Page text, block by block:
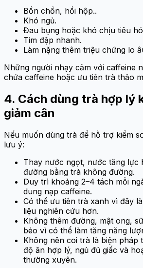
Bồn chồn, hồi hộp..
Khó ngủ.
Đau bụng hoặc khó chịu tiêu
Tim đập nhanh.
Làm nặng thêm triệu chứng lo
Những người nhạy cảm với caffeine
chứa caffeine hoặc ưu tiên trà thảo
4. Cách dùng trà hợp lý
giảm cân
Nếu muốn dùng trà để hỗ trợ kiểm
lưu ý:
Thay nước ngọt, nước tăng lực
đường bằng trà không đường.
Duy trì khoảng 2–4 tách mỗi
dung nạp caffeine.
Có thể ưu tiên trà xanh vì đây
liệu nghiên cứu hơn.
Không thêm đường, mật ong,
béo vì có thể làm tăng năng
Không nên coi trà là biện pháp
độ ăn hợp lý, ngủ đủ giấc và
thường xuyên.